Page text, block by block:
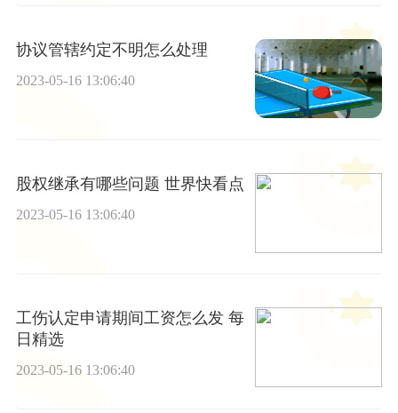
协议管辖约定不明怎么处理
2023-05-16 13:06:40
股权继承有哪些问题 世界快看点
2023-05-16 13:06:40
工伤认定申请期间工资怎么发 每
日精选
2023-05-16 13:06:40